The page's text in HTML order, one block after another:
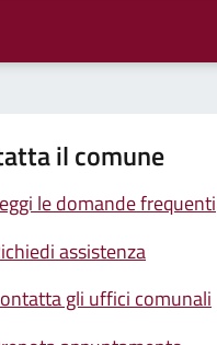
il comune
le domande frequenti
assistenza
gli uffici comunali